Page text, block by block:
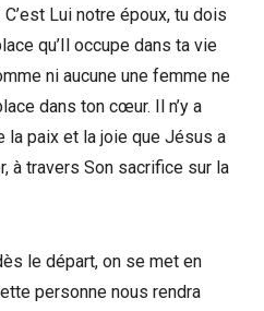
Lui notre époux, tu dois
qu’Il occupe dans ta vie
ni aucune une femme ne
dans ton cœur. Il n’y a
la paix et la joie que Jésus a
à travers Son sacrifice sur la
le départ, on se met en
personne nous rendra